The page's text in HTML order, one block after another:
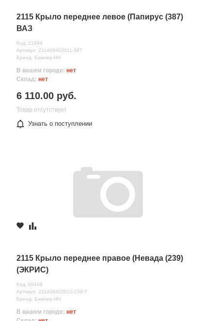
2115 Крыло переднее левое (Папирус (387)
ВАЗ
Код: 21894
Артикул: 211408403011-387
Бренд: Бампер-НН
В вашем городе: нет
Склад: нет
6 110.00 руб.
Товар отсутствует
Узнать о поступлении
2115 Крыло переднее правое (Невада (239)
(ЭКРИС)
Код: 60408
Артикул: 211408403010-239-Т
Бренд: Бампер-НН
В вашем городе: нет